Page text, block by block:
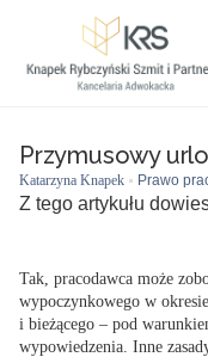
Przymusowy
Katarzyna Knapek Prawo
Z tego artykułu
Tak, pracodawca może
wypoczynkowego w
i bieżącego – pod
wypowiedzenia. Inne